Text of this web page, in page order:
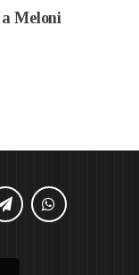
Meloni